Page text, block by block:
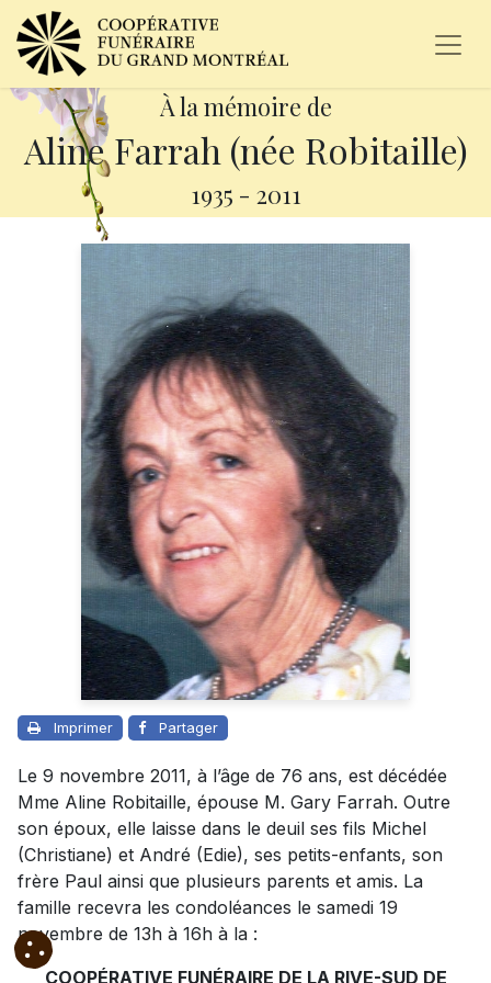
À la mémoire de
Aline Farrah (née Robitaille)
1935 - 2011
Imprimer Partager
Le 9 novembre 2011, à l’âge de 76 ans, est décédée
Mme Aline Robitaille, épouse M. Gary Farrah. Outre
son époux, elle laisse dans le deuil ses fils Michel
(Christiane) et André (Edie), ses petits-enfants, son
frère Paul ainsi que plusieurs parents et amis. La
famille recevra les condoléances le samedi 19
novembre de 13h à 16h à la :
COOPÉRATIVE FUNÉRAIRE DE LA RIVE-SUD DE